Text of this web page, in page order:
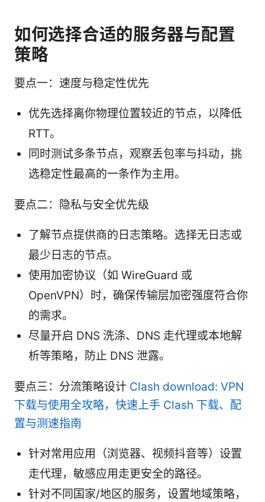
如何选择合适的服务器与配置
策略
要点一：速度与稳定性优先
优先选择离你物理位置较近的节点，以降低
RTT。
同时测试多条节点，观察丢包率与抖动，挑
选稳定性最高的一条作为主用。
要点二：隐私与安全优先级
了解节点提供商的日志策略。选择无日志或
最少日志的节点。
使用加密协议（如 WireGuard 或
OpenVPN）时，确保传输层加密强度符合你
的需求。
尽量开启 DNS 洗涤、DNS 走代理或本地解
析等策略，防止 DNS 泄露。
要点三：分流策略设计 Clash download: VPN
下载与使用全攻略，快速上手 Clash 下载、配
置与测速指南
针对常用应用（浏览器、视频抖音等）设置
走代理，敏感应用走更安全的路径。
针对不同国家/地区的服务，设置地域策略，